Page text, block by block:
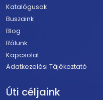
Katalógusok
Buszaink
Blog
Rólunk
Kapcsolat
Adatkezelési Tájékoztató
Úti céljaink